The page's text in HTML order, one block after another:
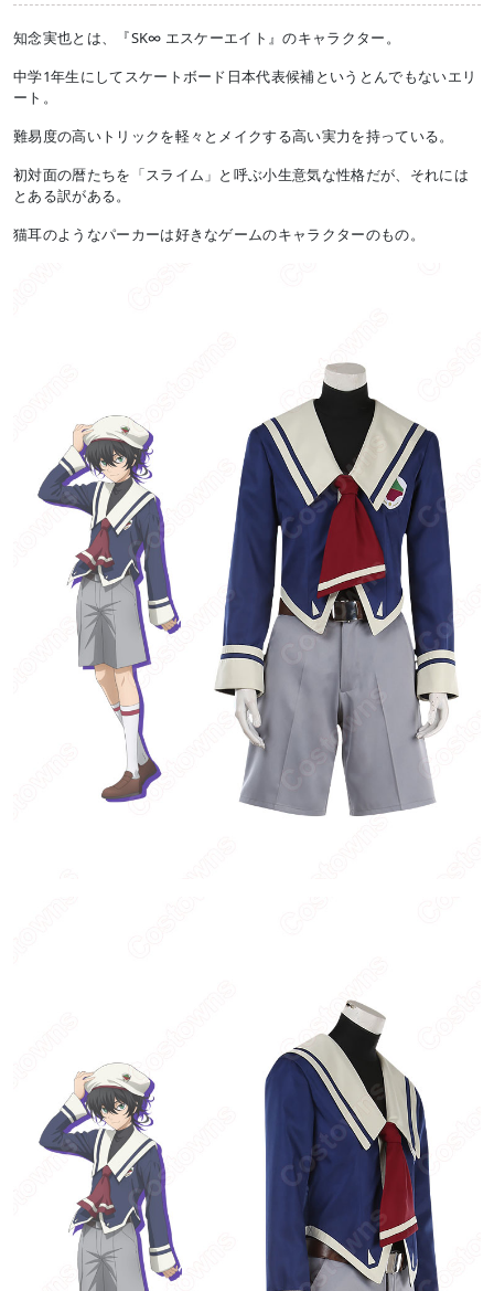
知念実也とは、『SK∞ エスケーエイト』のキャラクター。
中学1年生にしてスケートボード日本代表候補というとんでもないエリ
ート。
難易度の高いトリックを軽々とメイクする高い実力を持っている。
初対面の暦たちを「スライム」と呼ぶ小生意気な性格だが、それには
とある訳がある。
猫耳のようなパーカーは好きなゲームのキャラクターのもの。